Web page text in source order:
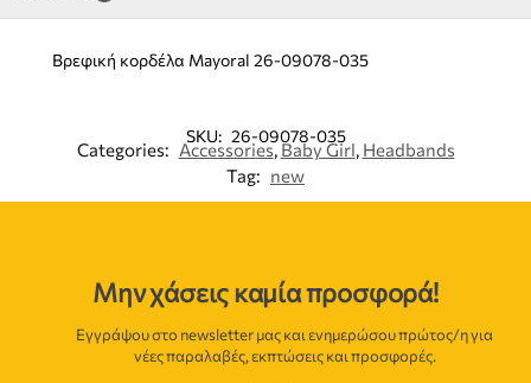
Βρεφική κορδέλα Mayoral 26-09078-035
SKU: 26-09078-035
Categories: Accessories, Baby Girl, Headbands
Tag: new
Μην χάσεις καμία προσφορά!
Εγγράψου στο newsletter μας και ενημερώσου πρώτος/η για
νέες παραλαβές, εκπτώσεις και προσφορές.